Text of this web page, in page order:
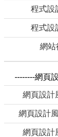
程式設
程式設
網站
--------網頁
網頁設計
網頁設計
網頁設計